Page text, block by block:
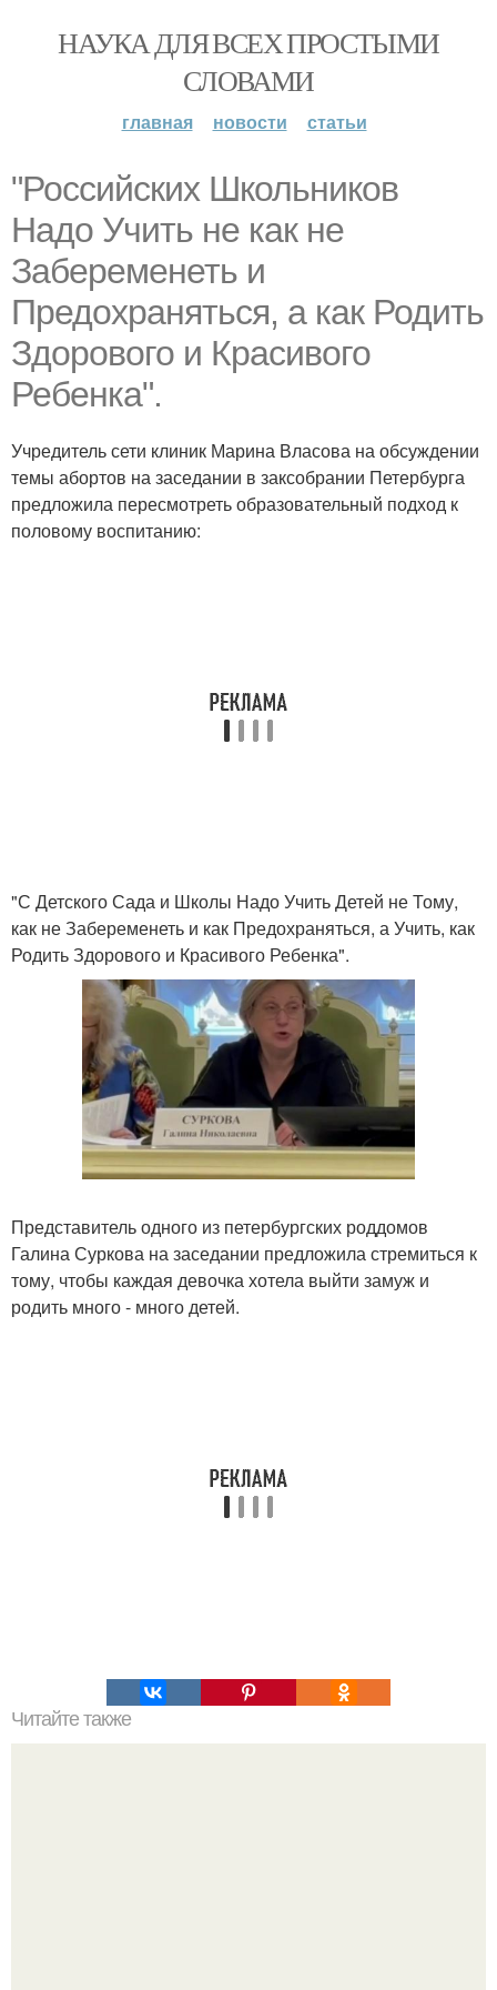
НАУКА ДЛЯ ВСЕХ ПРОСТЫМИ
СЛОВАМИ
главная новости статьи
"Российских Школьников
Надо Учить не как не
Забеременеть и
Предохраняться, а как Родить
Здорового и Красивого
Ребенка".
Учредитель сети клиник Марина Власова на обсуждении
темы абортов на заседании в заксобрании Петербурга
предложила пересмотреть образовательный подход к
половому воспитанию:
"С Детского Сада и Школы Надо Учить Детей не Тому,
как не Забеременеть и как Предохраняться, а Учить, как
Родить Здорового и Красивого Ребенка".
Представитель одного из петербургских роддомов
Галина Суркова на заседании предложила стремиться к
тому, чтобы каждая девочка хотела выйти замуж и
родить много - много детей.
Читайте также